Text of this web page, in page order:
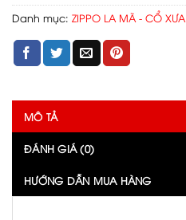
Danh mục: ZIPPO LA MÃ - CỔ XƯA
MÔ TẢ
ĐÁNH GIÁ (0)
HƯỚNG DẪN MUA HÀNG